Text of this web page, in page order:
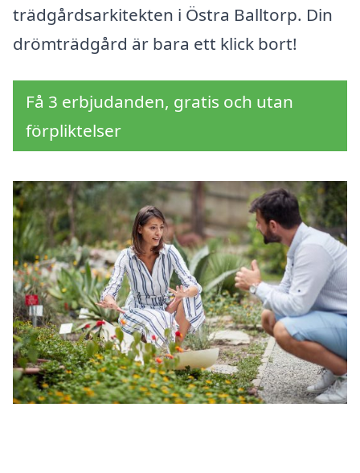
trädgårdsarkitekten i Östra Balltorp. Din
drömträdgård är bara ett klick bort!
Få 3 erbjudanden, gratis och utan
förpliktelser